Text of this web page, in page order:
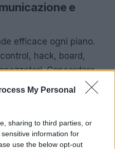
My Personal
sharing to third parties, or
information for
use the below opt-out
e
efficace ogni piano.
hack, board,
Concordare
di sweeping evita
valutare la posizione
calle lato del
due opzioni sono pari,